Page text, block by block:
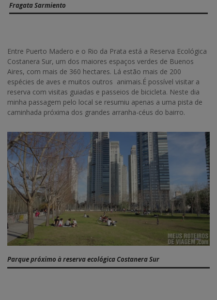
Fragata Sarmiento
Entre Puerto Madero e o Rio da Prata está a Reserva Ecológica
Costanera Sur, um dos maiores espaços verdes de Buenos
Aires, com mais de 360 hectares. Lá estão mais de 200
espécies de aves e muitos outros animais.É possível visitar a
reserva com visitas guiadas e passeios de bicicleta. Neste dia
minha passagem pelo local se resumiu apenas a uma pista de
caminhada próxima dos grandes arranha-céus do bairro.
Parque próximo à reserva ecológica Costanera Sur